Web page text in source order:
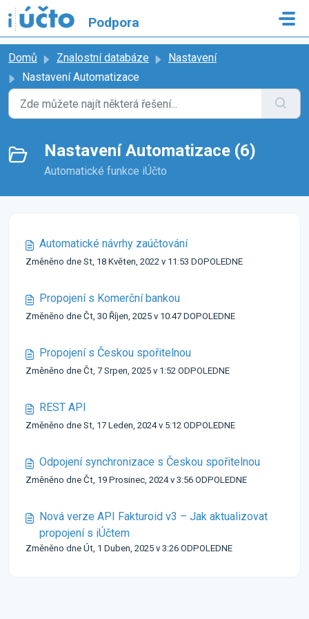
Přeskočit na hlavní obsah
Podpora
Domů Znalostní databáze
Nastavení
Nastavení Automatizace
Nastavení Automatizace (6)
Automatické funkce iÚčto
Automatické návrhy zaúčtování
Změněno dne St, 18 Květen, 2022 v 11:53 DOPOLEDNE
Propojení s Komerční bankou
Změněno dne Čt, 30 Říjen, 2025 v 10:47 DOPOLEDNE
Propojení s Českou spořitelnou
Změněno dne Čt, 7 Srpen, 2025 v 1:52 ODPOLEDNE
REST API
Změněno dne St, 17 Leden, 2024 v 5:12 ODPOLEDNE
Odpojení synchronizace s Českou spořitelnou
Změněno dne Čt, 19 Prosinec, 2024 v 3:56 ODPOLEDNE
Nová verze API Fakturoid v3 – Jak aktualizovat
propojení s iÚčtem
Změněno dne Út, 1 Duben, 2025 v 3:26 ODPOLEDNE